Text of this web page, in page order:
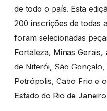
de todo o país. Esta
200 inscrições de todas
foram selecionadas
Fortaleza, Minas Gerais,
de Niterói, São Gonçalo,
Petrópolis, Cabo Frio e
Estado do Rio de Janeiro.